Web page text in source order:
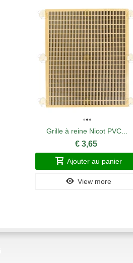
Grille à reine Nicot PVC...
€ 3,65
Ajouter au panier
View more